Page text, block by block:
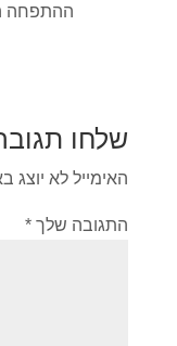
ההתפחה
שלחו
האימייל לא יוצג
התגובה שלך *